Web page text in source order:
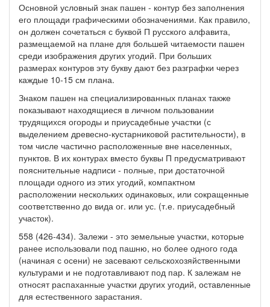
Основной условный знак пашен - контур без заполнения
его площади графическими обозначениями. Как правило,
он должен сочетаться с буквой П русского алфавита,
размещаемой на плане для большей читаемости пашен
среди изображения других угодий. При больших
размерах контуров эту букву дают без разграфки через
каждые 10-15 см плана.
Знаком пашен на специализированных планах также
показывают находящиеся в личном пользовании
трудящихся огороды и приусадебные участки (с
выделением древесно-кустарниковой растительности), в
том числе частично расположенные вне населенных,
пунктов. В их контурах вместо буквы П предусматривают
пояснительные надписи - полные, при достаточной
площади одного из этих угодий, компактном
расположении нескольких одинаковых, или сокращенные
соответственно до вида ог. или ус. (т.е. приусадебный
участок).
558 (426-434). Залежи - это земельные участки, которые
ранее использовали под пашню, но более одного года
(начиная с осени) не засевают сельскохозяйственными
культурами и не подготавливают под пар. К залежам не
относят распаханные участки других угодий, оставленные
для естественного зарастания.